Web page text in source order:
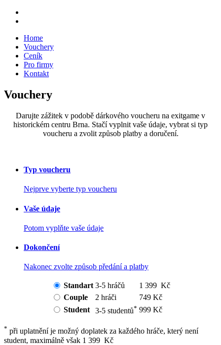
Home
Vouchery
Ceník
Pro firmy
Kontakt
Vouchery
Darujte zážitek v podobě dárkového voucheru na exitgame v
historickém centru Brna. Stačí vyplnit vaše údaje, vybrat si typ
voucheru a zvolit způsob platby a doručení.
Typ voucheru
Nejprve vyberte typ voucheru
Vaše údaje
Potom vyplňte vaše údaje
Dokončení
Nakonec zvolte způsob předání a platby
Standart 3-5 hráčů
1 399 Kč
Couple
2 hráči
749 Kč
Student
3-5 studentů* 999 Kč
* při uplatnění je možný doplatek za každého hráče, který není
student, maximálně však 1 399 Kč